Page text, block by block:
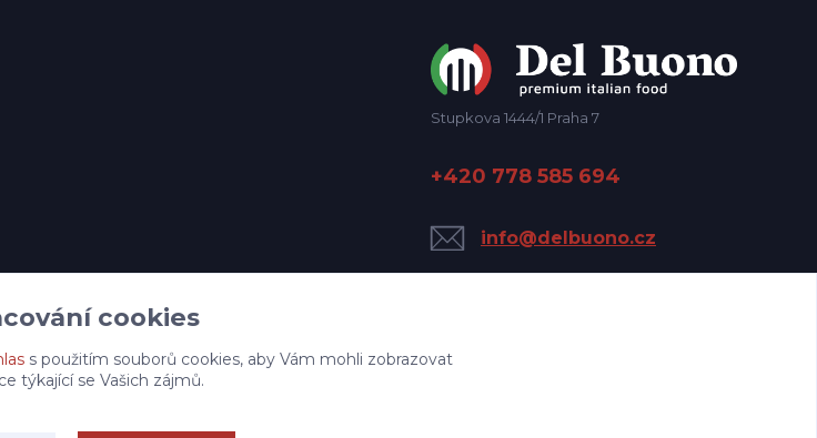
Stupkova 1444/1 Praha 7
+420 778 585 694
info@delbuono.cz
cookies
s použitím souborů cookies, aby Vám mohli zobrazovat
týkající se Vašich zájmů.